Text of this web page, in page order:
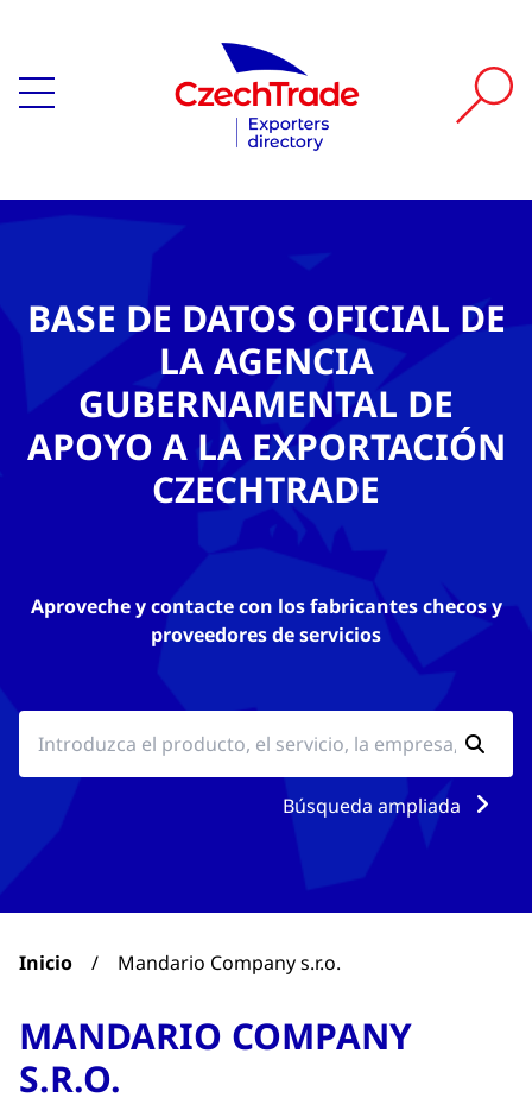
BASE DE DATOS OFICIAL DE
LA AGENCIA
GUBERNAMENTAL DE
APOYO A LA EXPORTACIÓN
CZECHTRADE
Aproveche y contacte con los fabricantes checos y
proveedores de servicios
Búsqueda ampliada
Inicio / Mandario Company s.r.o.
MANDARIO COMPANY
S.R.O.